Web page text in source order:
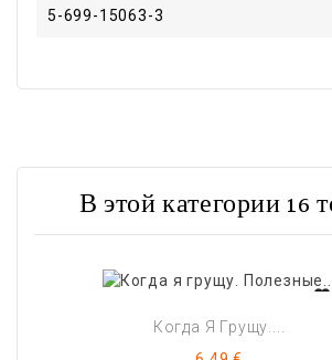
5-699-15063-3
В этой категории 16
Когда Я Грущу....